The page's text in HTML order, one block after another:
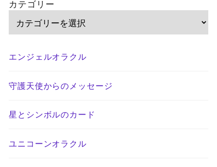
カテゴリー
エンジェルオラクル
守護天使からのメッセージ
星とシンボルのカード
ユニコーンオラクル